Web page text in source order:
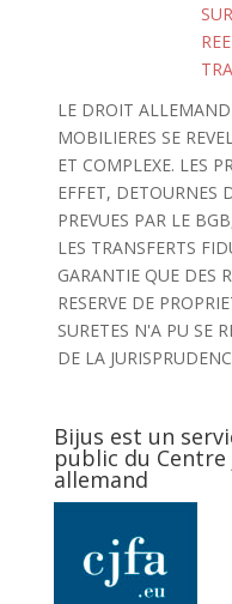
LE DROIT ALLEMAND
MOBILIERES SE
ET COMPLEXE. LES
EFFET, DETOURNES
PREVUES PAR LE
LES TRANSFERTS
GARANTIE QUE DES
RESERVE DE
SURETES N'A PU SE
DE LA
Bijus est un
public du
allemand